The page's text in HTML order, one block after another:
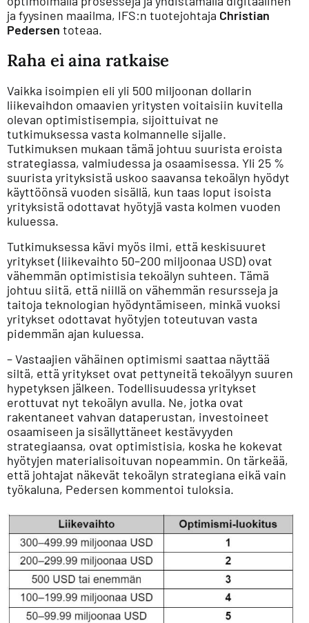
ja fyysinen maailma, IFS:n tuotejohtaja Christian
Pedersen toteaa.
Raha ei aina ratkaise
Vaikka isoimpien eli yli 500 miljoonan dollarin
liikevaihdon omaavien yritysten voitaisiin kuvitella
olevan optimistisempia, sijoittuivat ne
tutkimuksessa vasta kolmannelle sijalle.
Tutkimuksen mukaan tämä johtuu suurista eroista
strategiassa, valmiudessa ja osaamisessa. Yli 25 %
suurista yrityksistä uskoo saavansa tekoälyn hyödyt
käyttöönsä vuoden sisällä, kun taas loput isoista
yrityksistä odottavat hyötyjä vasta kolmen vuoden
kuluessa.
Tutkimuksessa kävi myös ilmi, että keskisuuret
yritykset (liikevaihto 50–200 miljoonaa USD) ovat
vähemmän optimistisia tekoälyn suhteen. Tämä
johtuu siitä, että niillä on vähemmän resursseja ja
taitoja teknologian hyödyntämiseen, minkä vuoksi
yritykset odottavat hyötyjen toteutuvan vasta
pidemmän ajan kuluessa.
– Vastaajien vähäinen optimismi saattaa näyttää
siltä, että yritykset ovat pettyneitä tekoälyyn suuren
hypetyksen jälkeen. Todellisuudessa yritykset
erottuvat nyt tekoälyn avulla. Ne, jotka ovat
rakentaneet vahvan dataperustan, investoineet
osaamiseen ja sisällyttäneet kestävyyden
strategiaansa, ovat optimistisia, koska he kokevat
hyötyjen materialisoituvan nopeammin. On tärkeää,
että johtajat näkevät tekoälyn strategiana eikä vain
työkaluna, Pedersen kommentoi tuloksia.